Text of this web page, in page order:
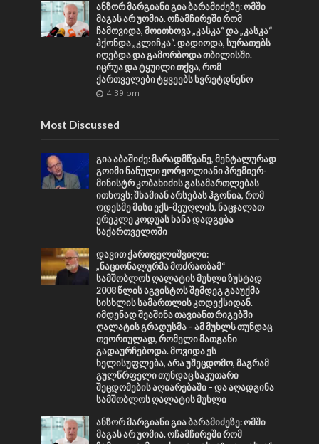
ანზორ მარგიანი გია ბარამიძეზე: ომში
მაგას არ უომია. ოჩამჩირეში რომ
ჩამოვიდა, მოითხოვა „კასკა“ და „კასკა“
ჰქონდა „კლიჩკა“. დადიოდა, სურათებს
იღებდა და გამორბოდა თბილისში.
იცრუა და ტყუილი თქვა, რომ
ქართველები ტყვეებს ხვრეტდნენო
4:39 pm
Most Discussed
გია აბაშიძე: მარადმწვანე, მენტალურად
გოიმი ნანული ჟორჟოლიანი პრემიერ-
მინისტრ კობახიძის გასამართლებას
ითხოვს; შხამიან არსებას ჰგონია, რომ
ოდესმე მისი ექს-მეუღლის, ნაცჯალათ
ერეკლე კოდუას ხანა დადგება
საქართველოში
დავით ქართველიშვილი:
„ნაციონალურმა მოძრაობამ“
სამშობლოს ღალატის მუხლი ზუსტად
2008 წლის აგვისტოს შემდეგ გააუქმა
სისხლის სამართლის კოდექსიდან.
იმდენად შეაშინა თავიანთ რიგებში
ღალატის გრადუსმა – ამ მუხლს თუნდაც
თეორიულად, რომელი მათგანი
გადაურჩებოდა. მოვიდა ეს
ხელისუფლება, არა უშეცდომო, მაგრამ
გულწრფელი თუნდაც საკუთარი
შეცდომების აღიარებაში – და აღადგინა
სამშობლოს ღალატის მუხლი
ანზორ მარგიანი გია ბარამიძეზე: ომში
მაგას არ უომია. ოჩამჩირეში რომ